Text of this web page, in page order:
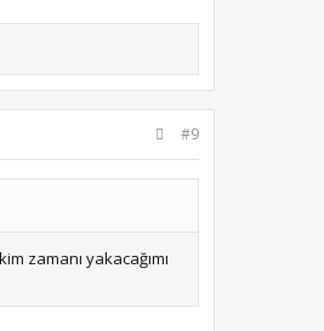
#9
zamanı yakacağımı